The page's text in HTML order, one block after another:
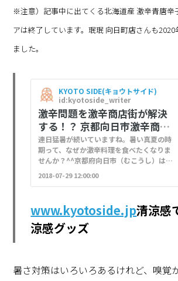
※注意）記事中に出てくる北海道産 激辛青唐辛
アは終了しています。珉珉 向日町店さんも
ました。
KYOTO SIDE(キョウトサイド)
id:kyotoside_writer
激辛問題を激辛商店街が解決
する！？ 京都向日市激辛商店
街が挑む、辛すぎるトウガラ
シ
連日猛暑が続いていますね。暑い真夏の時
期って、なぜか激辛料理を食べたくなりま
せんか？^^京都府向日市（むこうし）は
2009年に始まった激辛でのまちおこしが成
2018-07-29 12:00:00
www.kyotoside.jp清涼感
涼感グッズ
暑さ対策はいろいろあるけれど、嗅覚